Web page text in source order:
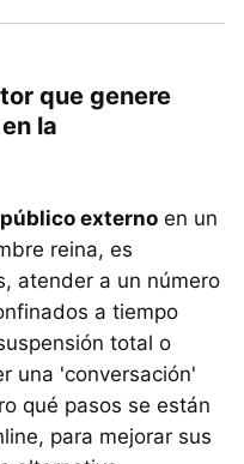
que genere
la
externo en un
reina, es
atender a un número
a tiempo
total o
una 'conversación'
qué pasos se están
para mejorar sus